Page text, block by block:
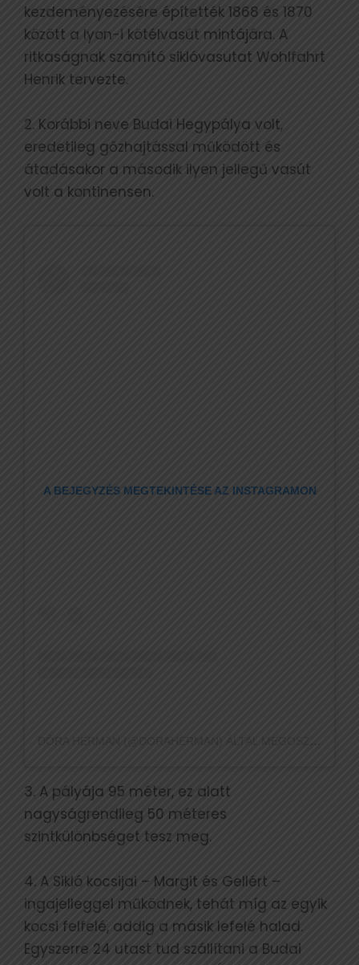
kezdeményezésére építették 1868 és 1870
között a lyon-i kötélvasút mintájára. A
ritkaságnak számító siklóvasutat Wohlfahrt
Henrik tervezte.
2. Korábbi neve Budai Hegypálya volt,
eredetileg gőzhajtással működött és
átadásakor a második ilyen jellegű vasút
volt a kontinensen.
A BEJEGYZÉS MEGTEKINTÉSE AZ INSTAGRAMON
DÓRA HERMAN (@DORAHERMAN) ÁLTAL MEGOSZTOTT BEJEGYZÉS
3. A pályája 95 méter, ez alatt
nagyságrendileg 50 méteres
szintkülönbséget tesz meg.
4. A Sikló kocsijai – Margit és Gellért –
ingajelleggel működnek, tehát míg az egyik
kocsi felfelé, addig a másik lefelé halad.
Egyszerre 24 utast tud szállítani a Budai